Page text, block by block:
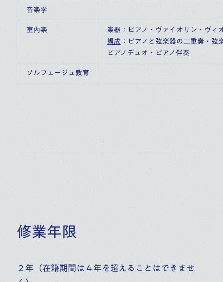
音楽学
室内楽 楽器 ：ピアノ・ヴァイオリン・ヴィ
編成 ：ピアノと弦楽器の二重奏・
ピアノデュオ・ピアノ伴奏
ソルフェージュ教育
修業年限
２年（在籍期間は４年を超えることはできませ